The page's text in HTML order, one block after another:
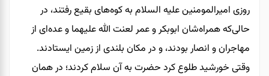
روزی امیرالمومنین‌ علیه السلام به کوه‌های بقیع رفتند، در
حالی‌که همراه‌شان ابوبکر و عمر لعنت الله علیهما و عده‌ای از
مهاجران و انصار بودند، و در مکان بلندی از زمین ایستادند.
وقتی خورشید طلوع کرد حضرت به آن سلام کردند؛ در همان